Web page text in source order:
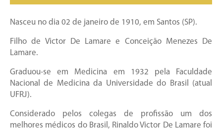
Nasceu no dia 02 de janeiro de 1910, em Santos (SP).
Filho de Victor De Lamare e Conceição Menezes De
Lamare.
Graduou-se em Medicina em 1932 pela Faculdade
Nacional de Medicina da Universidade do Brasil (atual
UFRJ).
Considerado pelos colegas de profissão um dos
melhores médicos do Brasil, Rinaldo Victor De Lamare foi